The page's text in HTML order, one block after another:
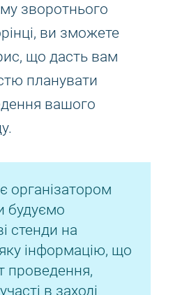
зворотнього
ви зможете
що дасть вам
планувати
вашого
організатором
будуємо
стенди на
інформацію, що
проведення,
в заході